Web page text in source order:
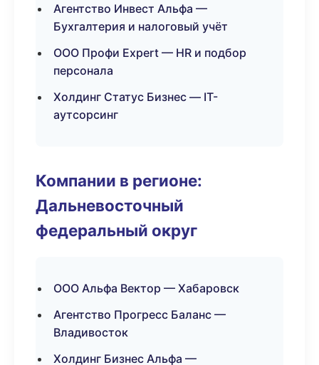
Агентство Инвест Альфа —
Бухгалтерия и налоговый учёт
ООО Профи Expert — HR и подбор
персонала
Холдинг Статус Бизнес — IT-
аутсорсинг
Компании в регионе:
Дальневосточный
федеральный округ
ООО Альфа Вектор — Хабаровск
Агентство Прогресс Баланс —
Владивосток
Холдинг Бизнес Альфа —